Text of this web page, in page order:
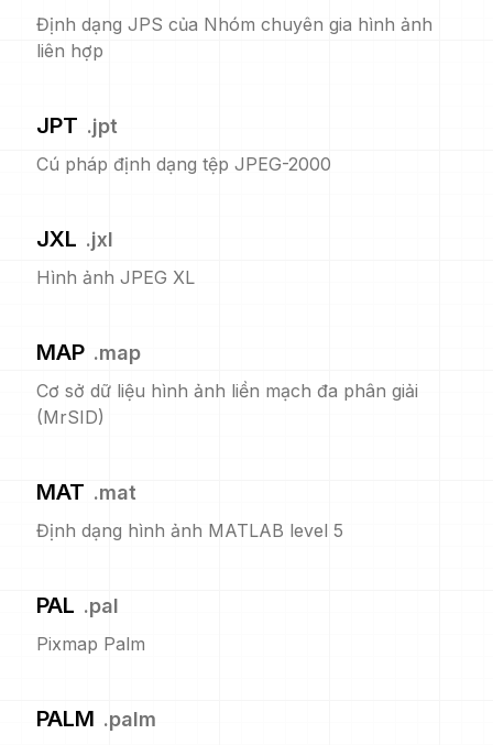
Định dạng JPS của Nhóm chuyên gia hình ảnh
liên hợp
JPT .jpt
Cú pháp định dạng tệp JPEG-2000
JXL .jxl
Hình ảnh JPEG XL
MAP .map
Cơ sở dữ liệu hình ảnh liền mạch đa phân giải
(MrSID)
MAT .mat
Định dạng hình ảnh MATLAB level 5
PAL .pal
Pixmap Palm
PALM .palm